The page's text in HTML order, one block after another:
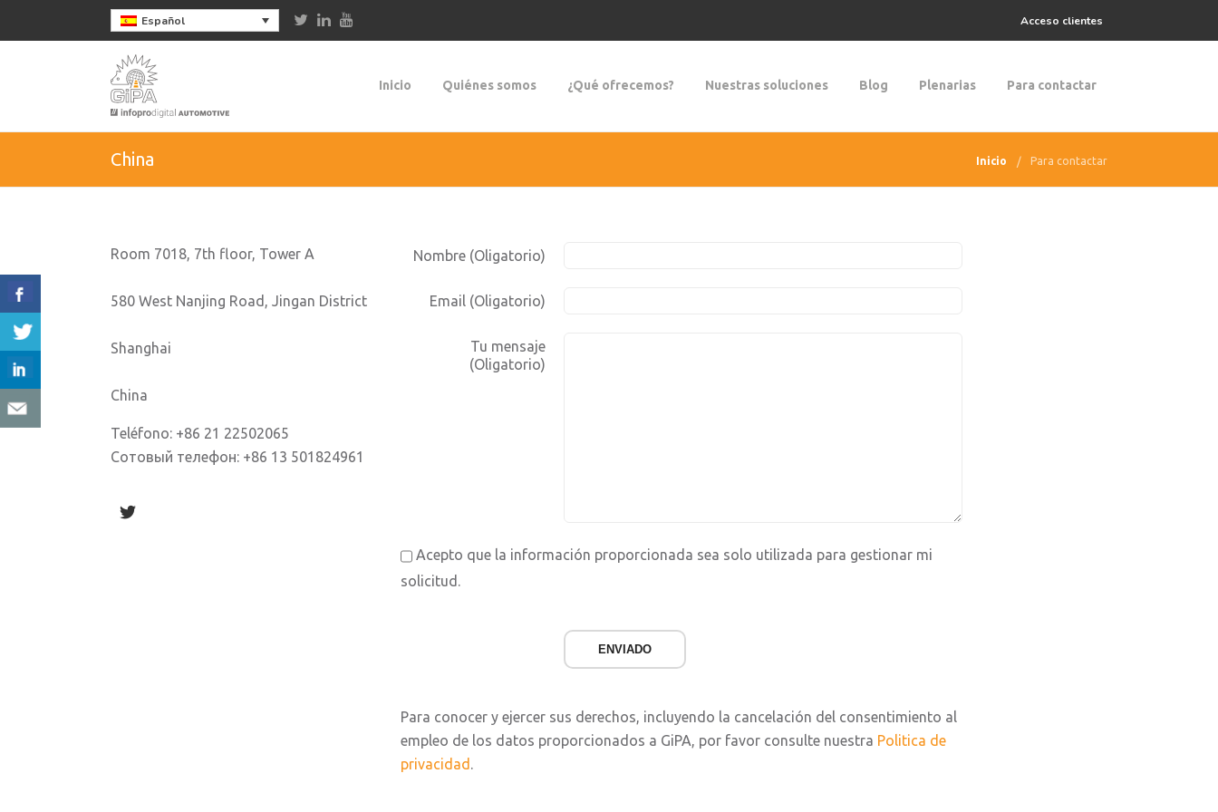
Español Acceso clientes
Inicio Quiénes somos ¿Qué ofrecemos? Nuestras soluciones Blog Plenarias Para contactar
China Inicio Para contactar
Room 7018, 7th floor, Tower A
580 West Nanjing Road, Jingan District
Shanghai
China
Teléfono: +86 21 22502065
Сотовый телефон: +86 13 501824961
Nombre (Oligatorio)
Email (Oligatorio)
Tu mensaje
(Oligatorio)
Acepto que la información proporcionada sea solo utilizada para gestionar mi
solicitud.
ENVIADO
Para conocer y ejercer sus derechos, incluyendo la cancelación del consentimiento al
empleo de los datos proporcionados a GiPA, por favor consulte nuestra Politica de
privacidad .